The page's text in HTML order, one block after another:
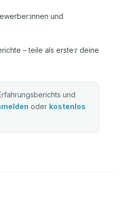
und
– teile als erste:r deine
und
oder kostenlos